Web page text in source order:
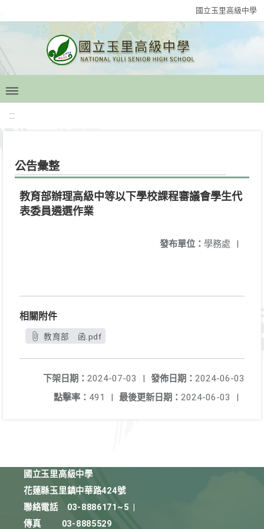
國立玉里高級中學
:::
公告彙整
教育部辦理高級中等以下學校課程審議會學生代
表委員遴選作業
發布單位： 學務處 |
相關附件
教育部 函.pdf
發佈日期： 2024-06-03
下架日期： 2024-07-03
|
最後更新日期： 2024-06-03 |
點擊率： 491 |
國立玉里高級中學
花蓮縣玉里鎮中華路424號
聯絡電話
03-8886171~5
傳真
03-8885529